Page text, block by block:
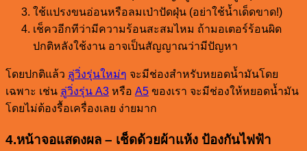
ใช้แปรงขนอ่อนหรือลมเป่าปัดฝุ่น (อย่าใช้น้ำเด็ดขาด!)
เช็ควอีกทีว่ามีความร้อนสะสมไหม ถ้ามอเตอร์ร้อนผิด
ปกติหลังใช้งาน อาจเป็นสัญญาณว่ามีปัญหา
โดยปกติแล้ว ลู่วิ่งรุ่นใหม่ๆ จะมีช่องสำหรับหยอดน้ำมันโดย
เฉพาะ เช่น ลู่วิ่งรุ่น A3 หรือ A5 ของเรา จะมีช่องให้หยอดน้ำมัน
โดยไม่ต้องรื้อเครื่องเลย ง่ายมาก
4.หน้าจอแสดงผล – เช็ดด้วยผ้าแห้ง ป้องกันไฟฟ้า